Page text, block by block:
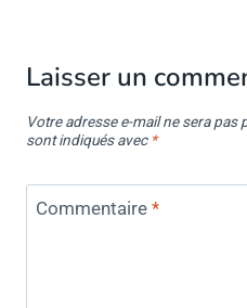
Laisser un
Votre adresse e-mail ne sera pas
sont indiqués avec *
Commentaire *